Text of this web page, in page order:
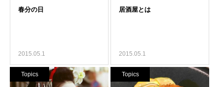
2015.05.1 2015.05.1
Topics Topics